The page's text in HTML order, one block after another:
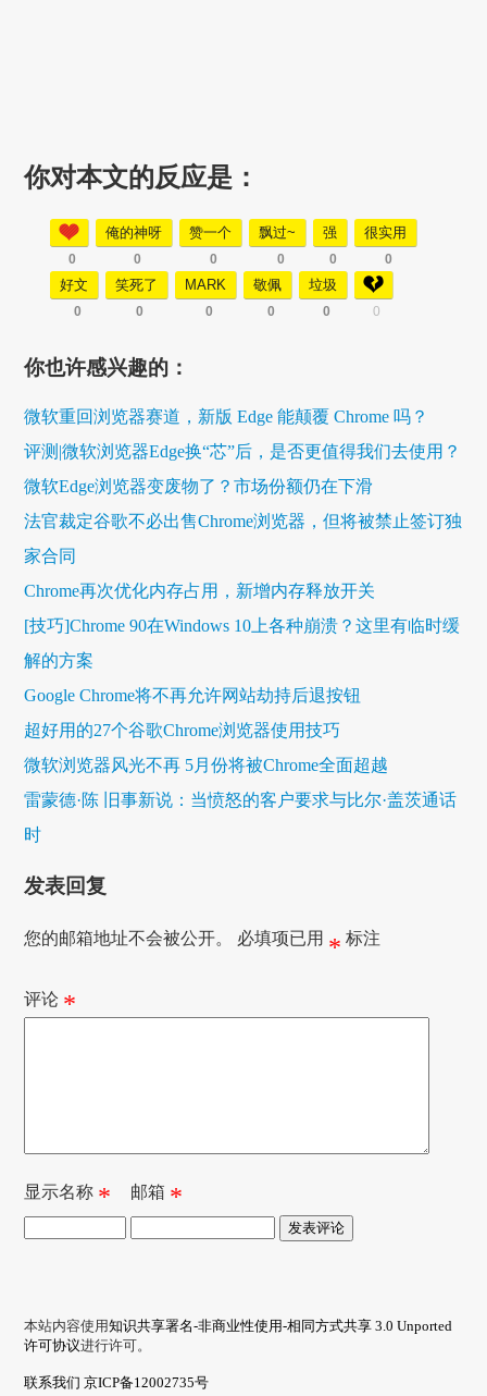
你对本文的反应是：
0
俺的神呀
0
赞一个
0
飘过~
0
强
0
很实用
0
好文
0
笑死了
0
MARK
0
敬佩
0
垃圾
0 0
你也许感兴趣的：
微软重回浏览器赛道，新版 Edge 能颠覆 Chrome 吗？
评测|微软浏览器Edge换“芯”后，是否更值得我们去使用？
微软Edge浏览器变废物了？市场份额仍在下滑
法官裁定谷歌不必出售Chrome浏览器，但将被禁止签订独
家合同
Chrome再次优化内存占用，新增内存释放开关
[技巧]Chrome 90在Windows 10上各种崩溃？这里有临时缓
解的方案
Google Chrome将不再允许网站劫持后退按钮
超好用的27个谷歌Chrome浏览器使用技巧
微软浏览器风光不再 5月份将被Chrome全面超越
雷蒙德·陈 旧事新说：当愤怒的客户要求与比尔·盖茨通话
时
发表回复
您的邮箱地址不会被公开。 必填项已用 * 标注
评论 *
显示名称 * 邮箱 *
本站内容使用知识共享署名-非商业性使用-相同方式共享 3.0 Unported
许可协议进行许可。
联系我们 京ICP备12002735号